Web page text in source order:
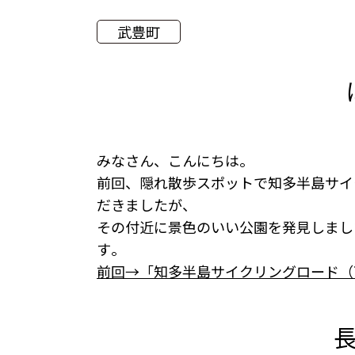
武豊町
みなさん、こんにちは。
前回、隠れ散歩スポットで知多半島サ
だきましたが、
その付近に景色のいい公園を発見しま
す。
前回→「知多半島サイクリングロード